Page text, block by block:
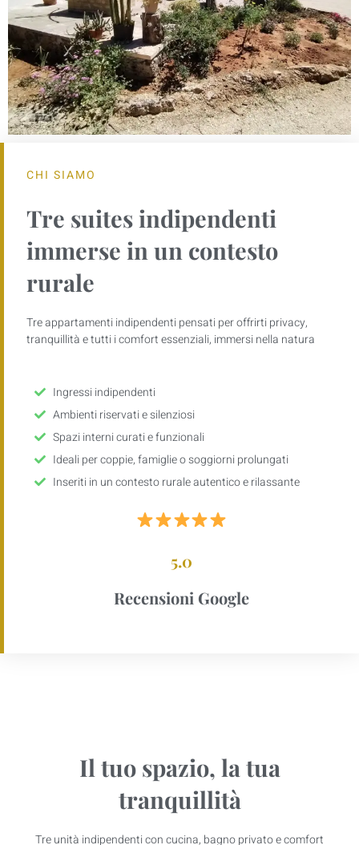
CHI SIAMO
Tre suites indipendenti
immerse in un contesto
rurale
Tre appartamenti indipendenti pensati per offrirti privacy,
tranquillità e tutti i comfort essenziali, immersi nella natura
Ingressi indipendenti
Ambienti riservati e silenziosi
Spazi interni curati e funzionali
Ideali per coppie, famiglie o soggiorni prolungati
Inseriti in un contesto rurale autentico e rilassante
5.0
Recensioni Google
Il tuo spazio, la tua
tranquillità
Tre unità indipendenti con cucina, bagno privato e comfort